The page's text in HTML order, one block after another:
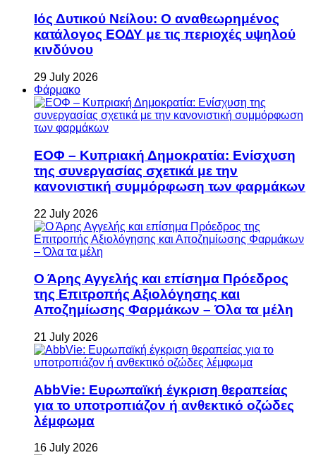
Ιός Δυτικού Νείλου: Ο αναθεωρημένος
κατάλογος ΕΟΔΥ με τις περιοχές υψηλού
κινδύνου
29 July 2026
Φάρμακο
ΕΟΦ – Κυπριακή Δημοκρατία: Ενίσχυση
της συνεργασίας σχετικά με την
κανονιστική συμμόρφωση των φαρμάκων
22 July 2026
Ο Άρης Αγγελής και επίσημα Πρόεδρος
της Επιτροπής Αξιολόγησης και
Αποζημίωσης Φαρμάκων – Όλα τα μέλη
21 July 2026
AbbVie: Ευρωπαϊκή έγκριση θεραπείας
για το υποτροπιάζον ή ανθεκτικό οζώδες
λέμφωμα
16 July 2026